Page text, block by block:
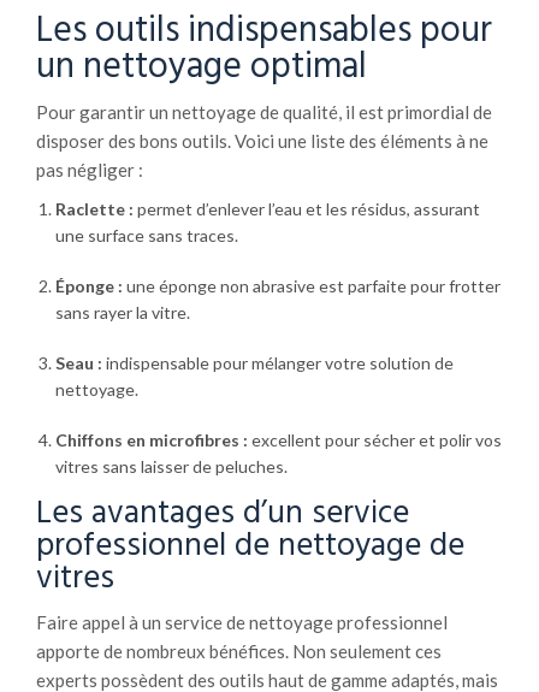
Les outils indispensables pour
un nettoyage optimal
Pour garantir un nettoyage de qualité, il est primordial de
disposer des bons outils. Voici une liste des éléments à ne
pas négliger :
Raclette : permet d’enlever l’eau et les résidus, assurant
une surface sans traces.
Éponge : une éponge non abrasive est parfaite pour frotter
sans rayer la vitre.
Seau : indispensable pour mélanger votre solution de
nettoyage.
Chiffons en microfibres : excellent pour sécher et polir vos
vitres sans laisser de peluches.
Les avantages d’un service
professionnel de nettoyage de
vitres
Faire appel à un service de nettoyage professionnel
apporte de nombreux bénéfices. Non seulement ces
experts possèdent des outils haut de gamme adaptés, mais